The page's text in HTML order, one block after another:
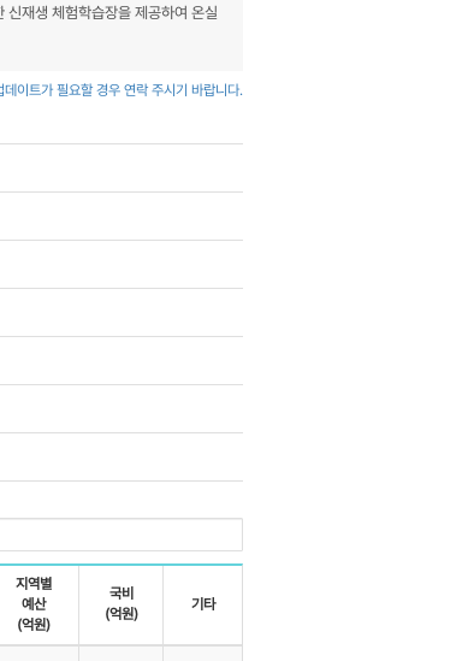
재생 체험학습장을 제공하여 온실
데이트가 필요할 경우 연락 주시기 바랍니다.
지역별
예산
(억원)
국비
(억원)
기타